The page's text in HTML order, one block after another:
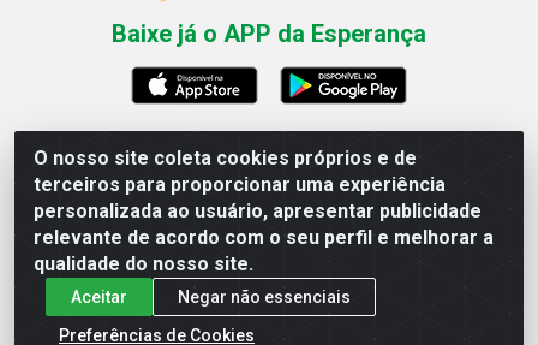
O nosso site coleta cookies próprios e de
terceiros para proporcionar uma experiência
personalizada ao usuário, apresentar publicidade
relevante de acordo com o seu perfil e melhorar a
qualidade do nosso site.
Aceitar
Negar não essenciais
Preferências de Cookies
Baixe já o APP da Esperança
Esperança Nordeste - Rua Professor Caldas Filho, 291 -
Estância - Recife / PE CEP: 50771-335 - CNPJ
03.666.136/0001-23